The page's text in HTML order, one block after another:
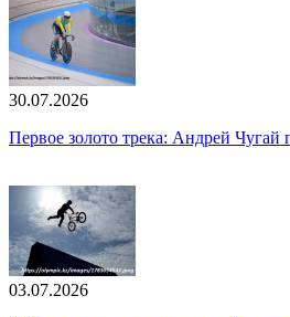
30.07.2026
Первое золото трека: Андрей Чугай
03.07.2026